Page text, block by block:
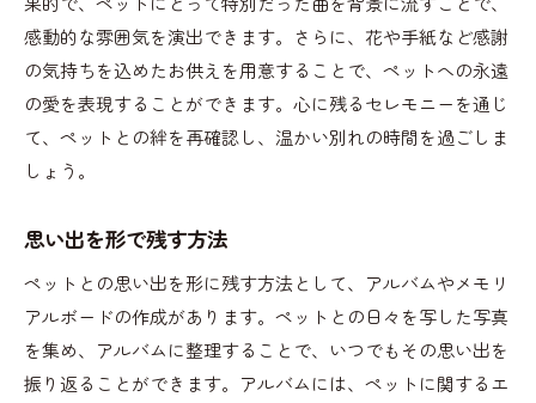
飼い主とペットの思い出を大切に
地域コミュニティとの連携
心に残るメモリアルサービス
理想のペット霊園を選ぶポイント
口コミや評判をリサーチ
提供されるサービスの種類
費用の透明性と支払いプラン
見学時の確認ポイント
感動的な雰囲気を演出できます。さらに、花や手紙など感謝
の気持ちを込めたお供えを用意することで、ペットへの永遠
の愛を表現することができます。心に残るセレモニーを通じ
て、ペットとの絆を再確認し、温かい別れの時間を過ごしま
しょう。
思い出を形で残す方法
ペットとの思い出を形に残す方法として、アルバムやメモリ
アルボードの作成があります。ペットとの日々を写した写真
を集め、アルバムに整理することで、いつでもその思い出を
振り返ることができます。アルバムには、ペットに関するエ